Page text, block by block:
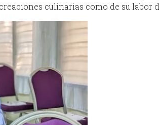
culinarias como de su labor